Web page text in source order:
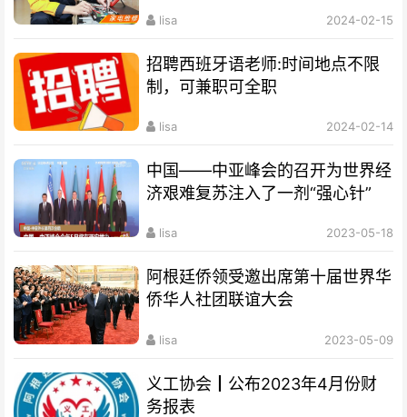
lisa 2024-02-15
招聘西班牙语老师:时间地点不限
制，可兼职可全职
lisa 2024-02-14
中国——中亚峰会的召开为世界经
济艰难复苏注入了一剂“强心针”
lisa 2023-05-18
阿根廷侨领受邀出席第十届世界华
侨华人社团联谊大会
lisa 2023-05-09
义工协会┃公布2023年4月份财
务报表